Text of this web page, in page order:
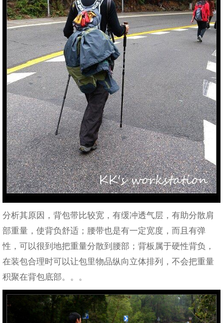
分析其原因，背包带比较宽，有缓冲透气层，有助分散肩
部重量，使背负舒适；腰带也是有一定宽度，而且有弹
性，可以很到地把重量分散到腰部；背板属于硬性背负，
在装包合理时可以让包里物品纵向立体排列，不会把重量
积聚在背包底部。。。